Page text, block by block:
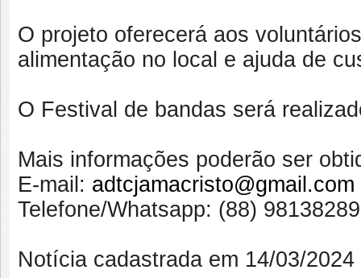
O projeto oferecerá aos
alimentação no local e ajuda de
O Festival de bandas será
Mais informações poderão ser
E-mail: adtcjamacristo@gmail.com
Telefone/Whatsapp: (88)
Notícia cadastrada em 14/03/